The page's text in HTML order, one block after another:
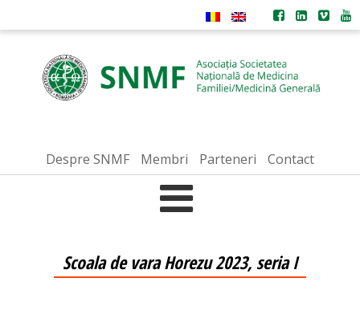
Despre SNMF Membri Parteneri Contact
Scoala de vara Horezu 2023, seria I